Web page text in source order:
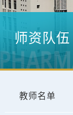
师资队伍
教师名单